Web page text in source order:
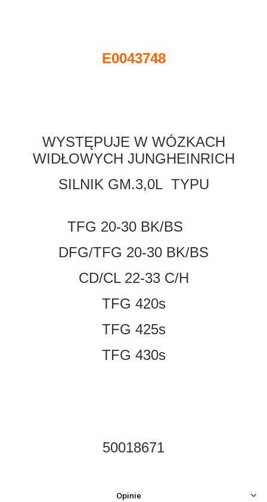
E0043748
WYSTĘPUJE W WÓZKACH
WIDŁOWYCH JUNGHEINRICH
SILNIK GM.3,0L TYPU
TFG 20-30 BK/BS
DFG/TFG 20-30 BK/BS
CD/CL 22-33 C/H
TFG 420s
TFG 425s
TFG 430s
50018671
Opinie